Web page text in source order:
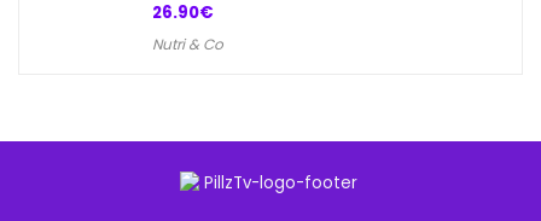
26.90€
Nutri & Co